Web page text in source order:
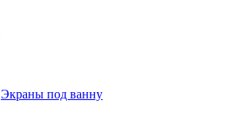
Экраны под ванну